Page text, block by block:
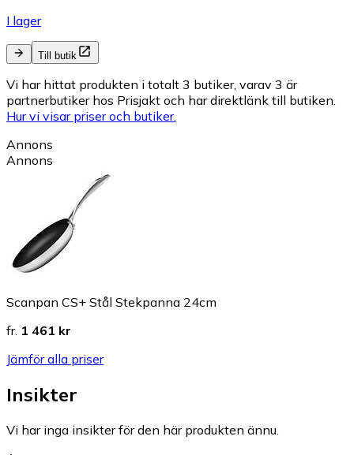
I lager
Till butik
Vi har hittat produkten i totalt 3 butiker, varav 3 är
partnerbutiker hos Prisjakt och har direktlänk till butiken.
Hur vi visar priser och butiker.
Annons
Annons
Scanpan CS+ Stål Stekpanna 24cm
fr. 1 461 kr
Jämför alla priser
Insikter
Vi har inga insikter för den här produkten ännu.